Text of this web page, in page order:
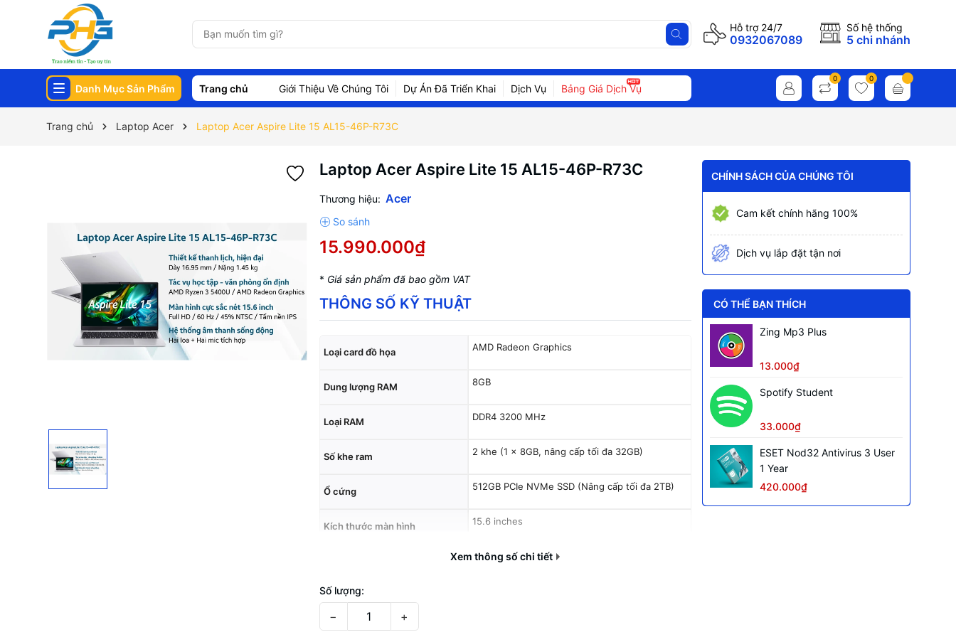
Hỗ trợ 24/7
0932067089
Số hệ thống
5 chi nhánh
Danh Mục Sản Phẩm Trang chủ Giới Thiệu Về Chúng Tôi Dự Án Đã Triển Khai Dịch Vụ Bảng Giá Dịch Vụ
0 0
Trang chủ Laptop Acer Laptop Acer Aspire Lite 15 AL15-46P-R73C
Laptop Acer Aspire Lite 15 AL15-46P-R73C
Thương hiệu: Acer
15.990.000₫
* Giá sản phẩm đã bao gồm VAT
THÔNG SỐ KỸ THUẬT
Loại card đồ họa AMD Radeon Graphics
Dung lượng RAM 8GB
Loại RAM DDR4 3200 MHz
Số khe ram 2 khe (1 x 8GB, nâng cấp tối đa 32GB)
Ổ cứng 512GB PCIe NVMe SSD (Nâng cấp tối đa 2TB)
Kích thước màn hình 15.6 inches
Công nghệ màn hình
Màn hình Acer ComfyView LED-backlit TFT LCD
Xem thông số chi tiết
Số lượng:
− +
CHÍNH SÁCH CỦA CHÚNG TÔI
Cam kết chính hãng 100%
Dịch vụ lắp đặt tận nơi
CÓ THỂ BẠN THÍCH
Zing Mp3 Plus
13.000₫
Spotify Student
33.000₫
ESET Nod32 Antivirus 3 User
1 Year
420.000₫